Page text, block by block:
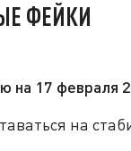
ФЕЙКИ
на 17 февраля
на